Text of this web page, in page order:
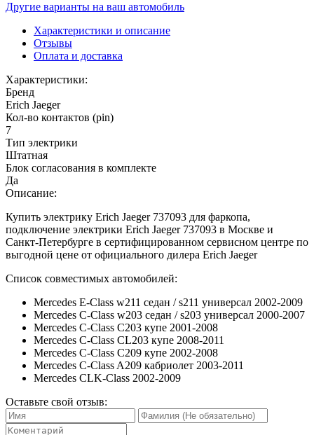
Другие варианты на ваш автомобиль
Характеристики и описание
Отзывы
Оплата и доставка
Характеристики:
Бренд
Erich Jaeger
Кол-во контактов (pin)
7
Тип электрики
Штатная
Блок согласования в комплекте
Да
Описание:
Купить электрику Erich Jaeger 737093 для фаркопа,
подключение электрики Erich Jaeger 737093 в Москве и
Санкт-Петербурге в сертифицированном сервисном центре по
выгодной цене от официального дилера Erich Jaeger
Список совместимых автомобилей:
Mercedes E-Class w211 седан / s211 универсал 2002-2009
Mercedes C-Class w203 седан / s203 универсал 2000-2007
Mercedes C-Class C203 купе 2001-2008
Mercedes C-Class CL203 купе 2008-2011
Mercedes C-Class C209 купе 2002-2008
Mercedes C-Class A209 кабриолет 2003-2011
Mercedes CLK-Class 2002-2009
Оставьте свой отзыв: